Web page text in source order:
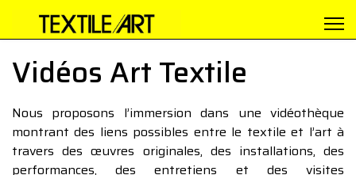
Vidéos Art Textile
Nous proposons l’immersion dans une vidéothèque
montrant des liens possibles entre le textile et l’art à
travers des œuvres originales, des installations, des
performances, des entretiens et des visites